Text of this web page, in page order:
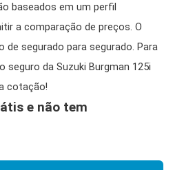
baseados em um perfil
a comparação de preços. O
de segurado para segurado. Para
seguro da Suzuki Burgman 125i
cotação!
e não tem